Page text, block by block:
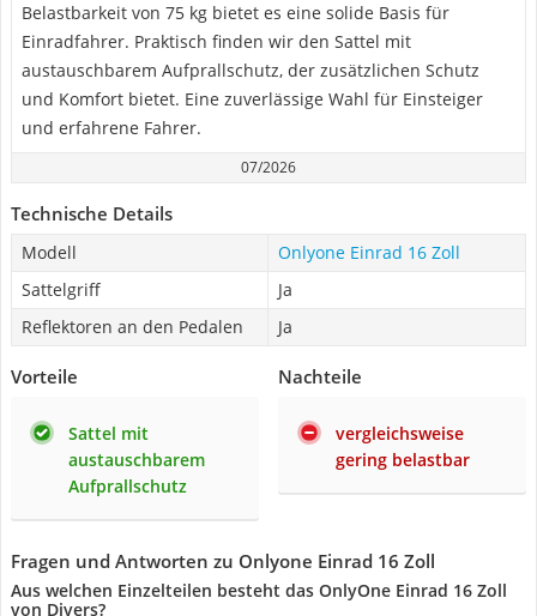
Belastbarkeit von 75 kg bietet es eine solide Basis für
Einradfahrer. Praktisch finden wir den Sattel mit
austauschbarem Aufprallschutz, der zusätzlichen Schutz
und Komfort bietet. Eine zuverlässige Wahl für Einsteiger
und erfahrene Fahrer.
07/2026
Technische Details
Modell
Onlyone Einrad 16 Zoll
Sattelgriff
Ja
Reflektoren an den Pedalen
Ja
Vorteile
Sattel mit
austauschbarem
Aufprallschutz
Nachteile
vergleichsweise
gering belastbar
Fragen und Antworten zu Onlyone Einrad 16 Zoll
Aus welchen Einzelteilen besteht das OnlyOne Einrad 16 Zoll
von Divers?